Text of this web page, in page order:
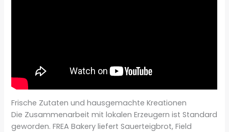
Frische Zutaten und hausgemachte Kreationen
Die Zusammenarbeit mit lokalen Erzeugern ist Standard
geworden. FREA Bakery liefert Sauerteigbrot, Field